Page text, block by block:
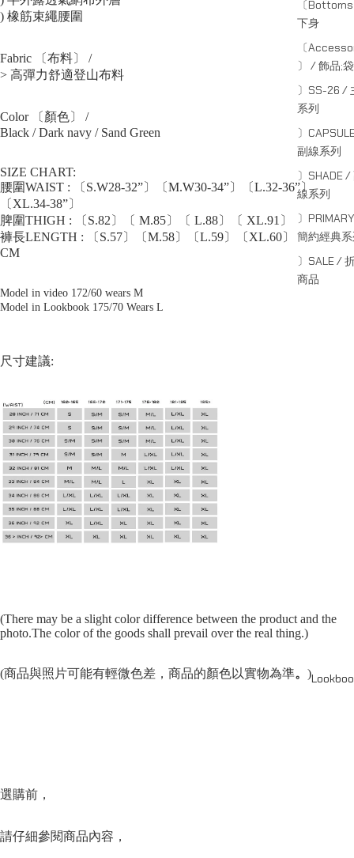
〔
下身
〔
〕 / 飾品;袋
〕SS-26 /
系列
〕
副線系列
〕SHADE /
線系列
〕
簡約經典
〕SALE /
商品
) 橡筋束繩腰圍
Fabric 〔布料〕 /
> 高彈力舒適登山布料
Color 〔顏色〕 /
Black / Dark navy / Sand Green
SIZE CHART:
腰圍WAIST : 〔S.W28-32”〕〔M.W30-34”〕〔L.32-36”〕
〔XL.34-38”〕
脾圍THIGH : 〔S.82〕〔 M.85〕〔 L.88〕〔 XL.91〕
褲長LENGTH : 〔S.57〕〔M.58〕〔L.59〕〔XL.60〕
CM
Model in video 172/60 wears M
Model in Lookbook 175/70 Wears L
尺寸建議:
(There may be a slight color difference between the product and the
photo.The color of the goods shall prevail over the real thing.)
(商品與照片可能有輕微色差，商品的顏色以實物為準。 )
選購前，
請仔細參閱商品內容，